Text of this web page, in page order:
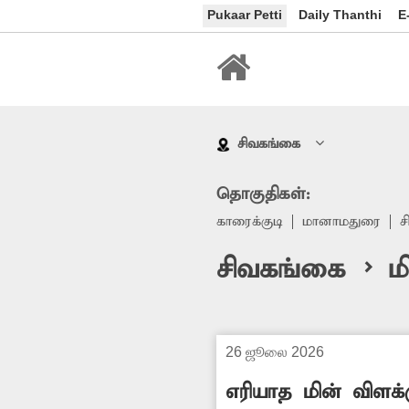
Pukaar Petti Daily Thanthi
சிவகங்கை
தொகுதிகள்:
காரைக்குடி மானாமதுரை
சிவகங்கை >
26 ஜூலை 2026
எரியாத மின்